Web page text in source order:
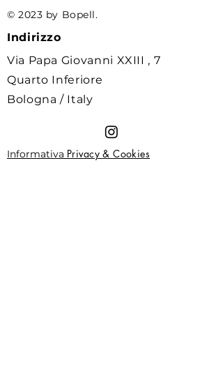
© 2023 by Bopell.
Indirizzo
Via Papa Giovanni XXIII , 7
Quarto Inferiore
Bologna / Italy
Informativa Privacy & Cookies